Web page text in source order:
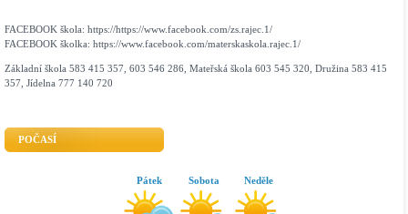
FACEBOOK škola: https://https://www.facebook.com/zs.rajec.1/
FACEBOOK školka: https://www.facebook.com/materskaskola.rajec.1/
Základní škola 583 415 357, 603 546 286, Mateřská škola 603 545 320, Družina 583 415
357, Jídelna 777 140 720
POČASÍ
Pátek Sobota Neděle